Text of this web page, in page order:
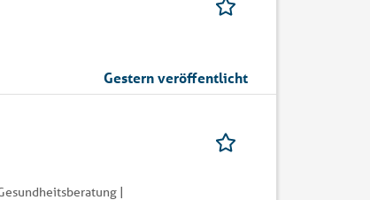
Gestern veröffentlicht
|